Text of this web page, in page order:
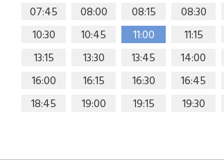
07:45
08:00 08:15 08:30
10:30
10:45 11:00 11:15
13:15
13:30 13:45 14:00
16:00
16:15 16:30 16:45
18:45
19:00 19:15 19:30